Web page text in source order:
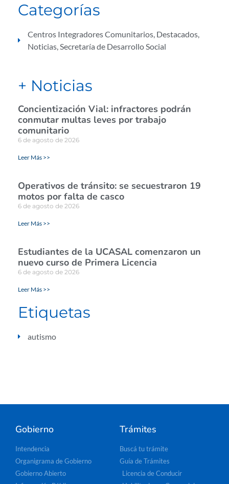
Categorías
Centros Integradores Comunitarios, Destacados,
Noticias,Secretaría de Desarrollo Social
+ Noticias
Concientización Vial: infractores podrán
conmutar multas leves por trabajo
comunitario
6 de agosto de 2026
Leer Más >>
Operativos de tránsito: se secuestraron 19
motos por falta de casco
6 de agosto de 2026
Leer Más >>
Estudiantes de la UCASAL comenzaron un
nuevo curso de Primera Licencia
6 de agosto de 2026
Leer Más >>
Etiquetas
autismo
Gobierno
Intendencia
Organigrama de Gobierno
Gobierno Abierto
Trámites
Buscá tu trámite
Guía de Trámites
Licencia de Conducir